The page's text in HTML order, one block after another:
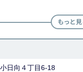
日向４丁目6-18